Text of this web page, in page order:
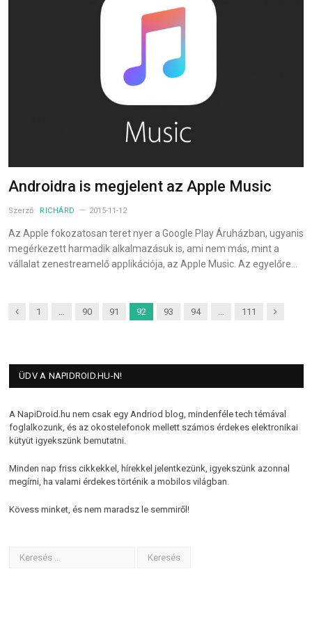
Androidra is megjelent az Apple Music
Szerző: RICHÁRD 2015-11-12
Az Apple fokozatosan teret nyer a Google Play Áruházban, ugyanis
megérkezett harmadik alkalmazásuk is, ami nem más, mint a
vállalat zenestreamelő applikációja, az Apple Music. Az egyelőre…
Previous
1 … 90 91 92 93 94 … 111 Next
ÜDV A NAPIDROID.HU-N!
A NapiDroid.hu nem csak egy Andriod blog, mindenféle tech témával
foglalkozunk, és az okostelefonok mellett számos érdekes elektronikai
kütyüt igyekszünk bemutatni.
Minden nap friss cikkekkel, hírekkel jelentkezünk, igyekszünk azonnal
megírni, ha valami érdekes történik a mobilos világban.
Kövess minket, és nem maradsz le semmiről!